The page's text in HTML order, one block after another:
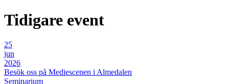
Tidigare event
25
jun
2026
Besök oss på Mediescenen i Almedalen
Seminarium